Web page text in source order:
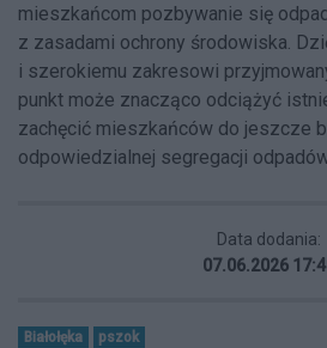
mieszkańcom pozbywanie się
z zasadami ochrony środowiska.
i szerokiemu zakresowi
punkt może znacząco odciążyć
zachęcić mieszkańców do jeszcze
odpowiedzialnej segregacji
Data dodania:
07.06.2026
Białołęka pszok